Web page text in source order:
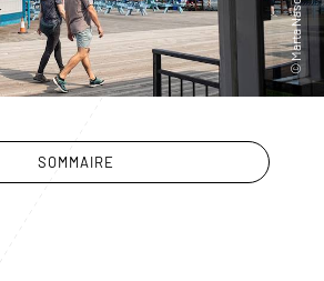
SOMMAIRE